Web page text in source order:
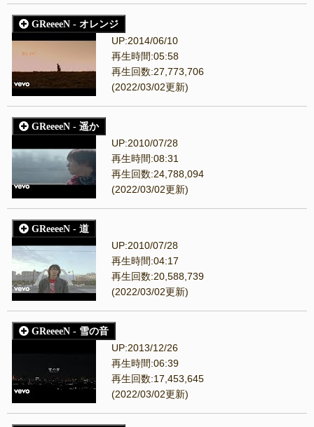
GReeeeN - オレンジ
UP:2014/06/10
再生時間:05:58
再生回数:27,773,706
(2022/03/02更新)
GReeeeN - 遥か
UP:2010/07/28
再生時間:08:31
再生回数:24,788,094
(2022/03/02更新)
GReeeeN - 道
UP:2010/07/28
再生時間:04:17
再生回数:20,588,739
(2022/03/02更新)
GReeeeN - 雪の音
UP:2013/12/26
再生時間:06:39
再生回数:17,453,645
(2022/03/02更新)